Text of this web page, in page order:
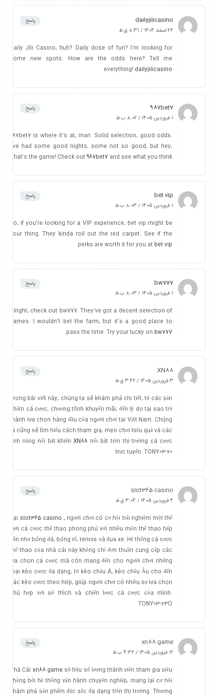
dailyjilicasino
26 اسفند 1404 / 8:31 ق.ظ
پاسخ
Daily Jili Casino, huh? Daily dose of fun? I’m looking for
some new spots. How are the odds here? Tell me
everything! dailyjilicasino
987bet7
1 فروردین 1405 / 8:02 ب.ظ
پاسخ
987bet7 is where it’s at, man. Solid selection, good odds.
I’ve had some good nights, some not so good, but hey,
that’s the game! Check out987bet7 and see what you think.
bet vip
1 فروردین 1405 / 8:03 ب.ظ
پاسخ
Yo, if you’re looking for a VIP experience, bet vip might be
your thing. They kinda roll out the red carpet. See if the
perks are worth it for you at bet vip
.
bw777
1 فروردین 1405 / 8:03 ب.ظ
پاسخ
Alright, check out bw777. They’ve got a decent selection of
games. I wouldn’t bet the farm, but it’s a good place to
pass the time. Try your lucky on bw777
.
XN88
3 فروردین 1405 / 3:42 ق.ظ
پاسخ
Trong bài viết này, chúng ta sẽ khám phá chi tiết, từ các sản
phẩm cá cược, chương trình khuyến mãi, đến lý do tại sao trở
thành lựa chọn hàng đầu của người chơi tại Việt Nam. Chúng
ta cũng sẽ tìm hiểu cách tham gia, mẹo chơi hiệu quả và các
tính năng nổi bật khiếnXN88 nổi bật trên thị trường cá cược
trực tuyến. TONY03-20
slot365 casino
4 فروردین 1405 / 3:04 ق.ظ
پاسخ
Tại slot365 casino , người chơi có cơ hội trải nghiệm một thế
giới cá cược thể thao phong phú với nhiều môn thể thao hấp
dẫn như bóng đá, bóng rổ, tennis và đua xe. Hệ thống cá cược
thể thao của nhà cái này không chỉ đơn thuần cung cấp các
lựa chọn cá cược mà còn mang đến cho người chơi những
loại kèo cược đa dạng, từ kèo châu Á, kèo châu Âu cho đến
các kèo cược theo hiệp, giúp người chơi có nhiều sự lựa chọn
phù hợp với sở thích và chiến lược cá cược của mình.
TONY03-23O
xn88 game
12 فروردین 1405 / 4:36 ب.ظ
پاسخ
Nhà Cái xn88 game sở hữu số lượng thành viên tham gia siêu
khủng bởi hệ thống vận hành chuyên nghiệp, mang lại cơ hội
khám phá sản phẩm đặc sắc đa dạng trên thị trường. Thương